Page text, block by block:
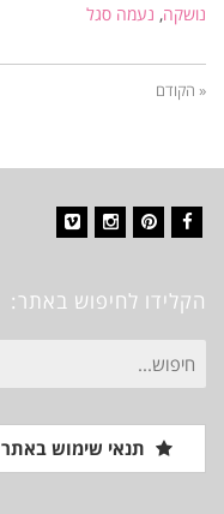
נושקה, נעמה סגל
« הקודם
הקלידו לחיפוש באתר:
חיפוש
עבור:
תנאי שימוש באתר